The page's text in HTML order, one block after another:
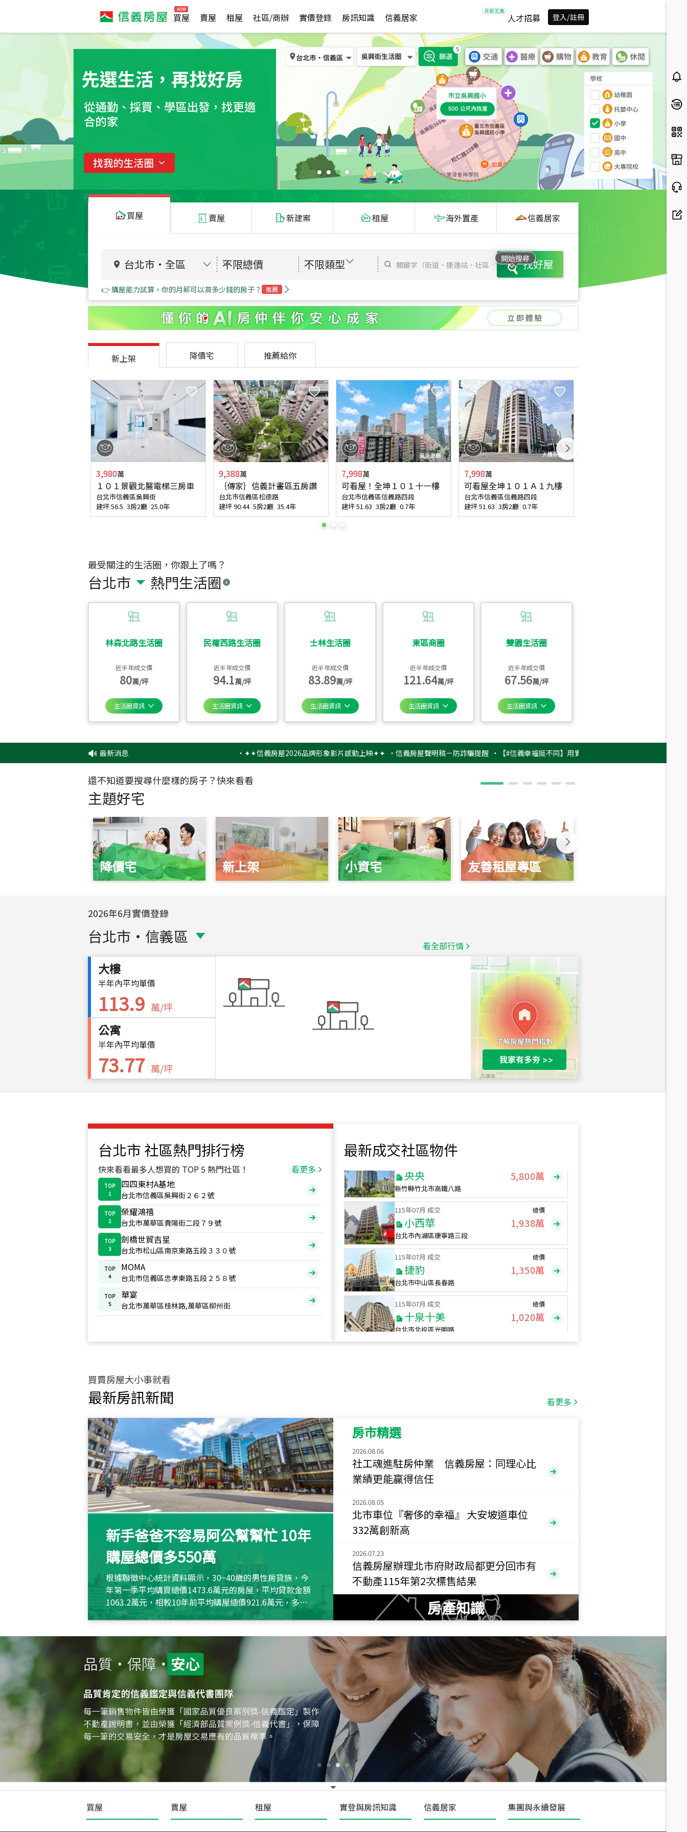
買屋 賣屋 租屋 社區/商辦 實價登錄 房訊知識 信義居家 人才招募 登入/註冊
買屋 賣屋 新建案 租屋 海外置產 信義居家
台北市 ・ 全區 不限總價 不限類型 開始搜尋找好屋
👉 購屋能力試算，你的月薪可以買多少錢的房子？ 推薦
最受關注的生活圈，你跟上了嗎？
台北市 熱門生活圈
林森北路生活圈
近半年成交價
80萬/坪
生活圈資訊
民權西路生活圈
近半年成交價
94.1萬/坪
生活圈資訊
士林生活圈
近半年成交價
83.89萬/坪
生活圈資訊
東區商圈
近半年成交價
121.64萬/坪
生活圈資訊
雙園生活圈
近半年成交價
67.56萬/坪
生活圈資訊
新上架 降價宅 推薦給你
3,980萬
１０１景觀北醫電梯三房車
台北市信義區吳興街
建坪56.5 3房2廳 25.0年
9,388萬
｛傳家｝信義計畫區五房讚
台北市信義區松德路
建坪90.44 5房2廳 35.4年
7,998萬
可看屋！全坤１０１十一樓
台北市信義區信義路四段
建坪51.63 3房2廳 0.7年
7,998萬
可看屋全坤１０１Ａ１九樓
台北市信義區信義路四段
建坪51.63 3房2廳 0.7年
最新消息 ✦✦信義房屋2026品牌形象影片感動上映✦✦ ‧信義房屋聲明稿－防詐騙提醒 ‧【#信義幸福挺不同】用實力，讓升職免抽號碼牌！最新雇主品牌
還不知道要搜尋什麼樣的房子？快來看看
主題好宅
降價宅 新上架 小資宅 友善租屋專區
2026年6月實價登錄
台北市 ・ 信義區 看全部行情
大樓
半年內平均單價
113.9 萬/坪
公寓
半年內平均單價
73.77 萬/坪
台北市 社區熱門排行榜
快來看看最多人想買的 TOP 5 熱門社區！ 看更多
TOP
1
四四東村A基地
台北市信義區吳興街２６２號
TOP
2
榮耀鴻禧
台北市萬華區貴陽街二段７９號
TOP
3
劍橋世貿吉星
台北市松山區南京東路五段３３０號
TOP
4
MOMA
台北市信義區忠孝東路五段２５８號
TOP
5
華宴
台北市萬華區桂林路,萬華區柳州街
最新成交社區物件
台北市中山區長春路
1,020萬
總價
490萬
新竹市新竹市慈祥路
總價
1,808萬
115年07月 成交
新竹縣竹北市高鐵八路
115年07月 成交
小西華
台北市內湖區康寧路三段
總價
1,938萬
115年07月 成交
捷豹
台北市中山區長春路
總價
1,350萬
115年07月 成交
十泉十美
台北市北投區光明路
總價
1,020萬
115
新北市永和區環河西路二段
115年07月 成交
央央 5,800萬
115年
小西華 1,938萬
115 年07 月 成交
捷豹
台北市中山區長春路
115年07月 成交
十泉十美
台北市北投區光明路
總價
1,020萬
年 07月 成交
四維天廈
新竹市新竹市四維路
總價
490萬
115 月 成交
菁英典藏
新竹市新竹市慈祥路
1,808
買賣房屋大小事就看
最新房訊新聞 看更多
新手爸爸不容易阿公幫幫忙 10年
購屋總價多550萬
根據聯徵中心統計資料顯示，30~40歲的男性房貸族，今
年第一季平均購買總價1473.6萬元的房屋，平均貸款金額
1063.2萬元，相較10年前平均購屋總價921.6萬元，多出
約550萬元，且貸款金額也多
房市精選
2026.08.06
社工魂進駐房仲業 信義房屋：同理心比
業績更能贏得信任
2026.08.05
北市車位『奢侈的幸福』 大安坡道車位
332萬創新高
2026.07.23
信義房屋辦理北市府財政局都更分回市有
不動產115年第2次標售結果
房產知識
買屋 賣屋 租屋 實登與房訊知識 信義居家 集團與永續發展